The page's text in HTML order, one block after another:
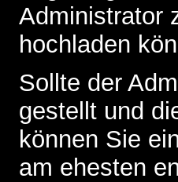
Administrator
hochladen
Sollte der
gestellt und
können Sie
am ehesten